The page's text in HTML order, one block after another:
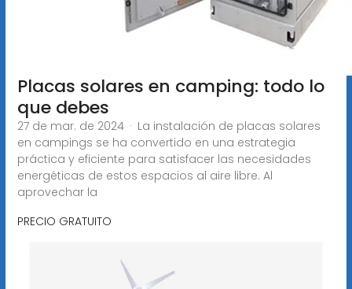
Placas solares en camping: todo lo
que debes
27 de mar. de 2024 · La instalación de placas solares
en campings se ha convertido en una estrategia
práctica y eficiente para satisfacer las necesidades
energéticas de estos espacios al aire libre. Al
aprovechar la
PRECIO GRATUITO